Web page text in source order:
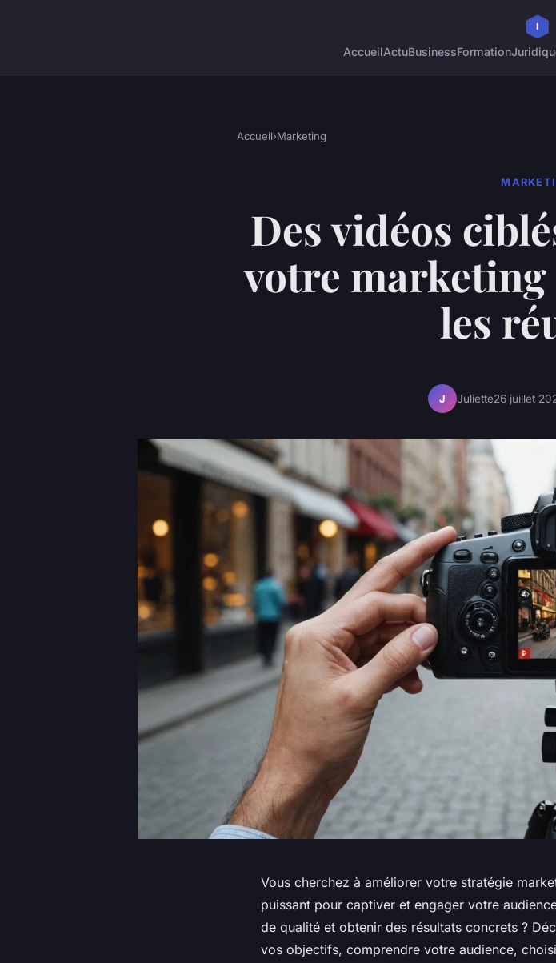
AccueilActuBusinessFormation
Accueil›Marketing
Des vidéos
votre
les
J Juliette26 juillet
Vous cherchez à améliorer votre stratégie
puissant pour captiver et engager votre
de qualité et obtenir des résultats concrets ?
vos objectifs, comprendre votre audience,